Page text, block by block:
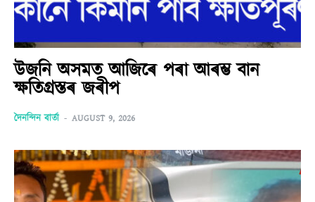
উজনি অসমত আজিৰে পৰা আৰম্ভ বান
ক্ষতিগ্ৰস্তৰ জৰীপ
দৈনন্দিন বাৰ্তা - AUGUST 9, 2026